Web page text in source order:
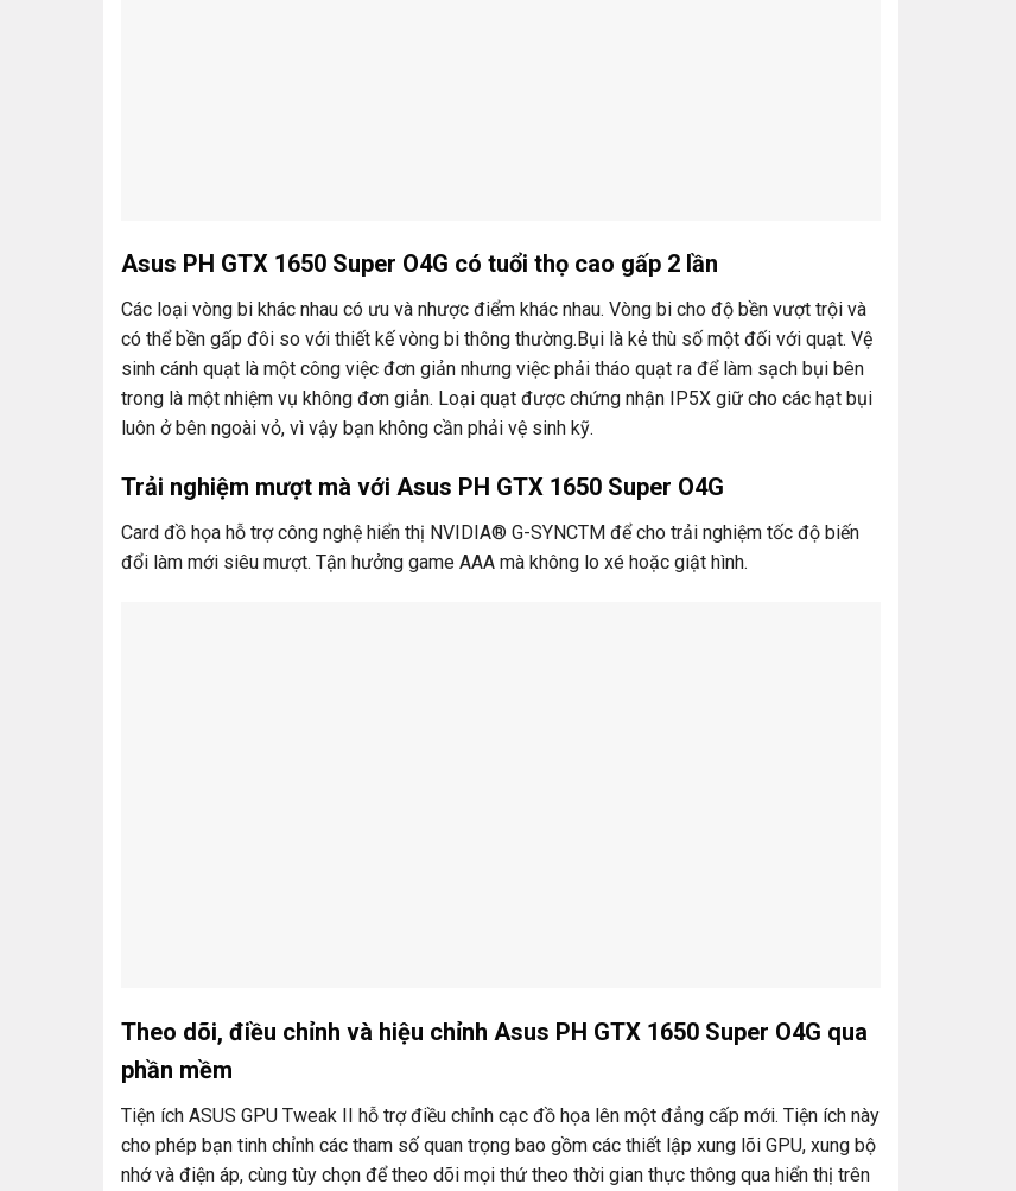
Asus PH GTX 1650 Super O4G có tuổi thọ cao gấp 2 lần
Các loại vòng bi khác nhau có ưu và nhược điểm khác nhau. Vòng bi cho độ bền vượt trội và
có thể bền gấp đôi so với thiết kế vòng bi thông thường.Bụi là kẻ thù số một đối với quạt. Vệ
sinh cánh quạt là một công việc đơn giản nhưng việc phải tháo quạt ra để làm sạch bụi bên
trong là một nhiệm vụ không đơn giản. Loại quạt được chứng nhận IP5X giữ cho các hạt bụi
luôn ở bên ngoài vỏ, vì vậy bạn không cần phải vệ sinh kỹ.
Trải nghiệm mượt mà với Asus PH GTX 1650 Super O4G
Card đồ họa hỗ trợ công nghệ hiển thị NVIDIA® G-SYNCTM để cho trải nghiệm tốc độ biến
đổi làm mới siêu mượt. Tận hưởng game AAA mà không lo xé hoặc giật hình.
Theo dõi, điều chỉnh và hiệu chỉnh Asus PH GTX 1650 Super O4G qua
phần mềm
Tiện ích ASUS GPU Tweak II hỗ trợ điều chỉnh cạc đồ họa lên một đẳng cấp mới. Tiện ích này
cho phép bạn tinh chỉnh các tham số quan trọng bao gồm các thiết lập xung lõi GPU, xung bộ
nhớ và điện áp, cùng tùy chọn để theo dõi mọi thứ theo thời gian thực thông qua hiển thị trên